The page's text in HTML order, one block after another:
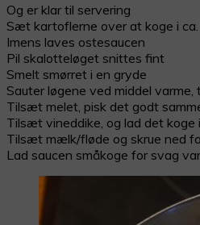
Og er klar til servering
Sæt kartoflerne over at koge i
Imens laves ostesaucen
Pil skalotteløget snittes fint
Smelt smørret i en gryde
Sauter løgene ved middel varme,
Tilsæt melet, pisk det godt
Tilsæt vineddike, og lad det koge
Tilsæt mælk/fløde og skrue ned
Lad saucen småkoge for svag